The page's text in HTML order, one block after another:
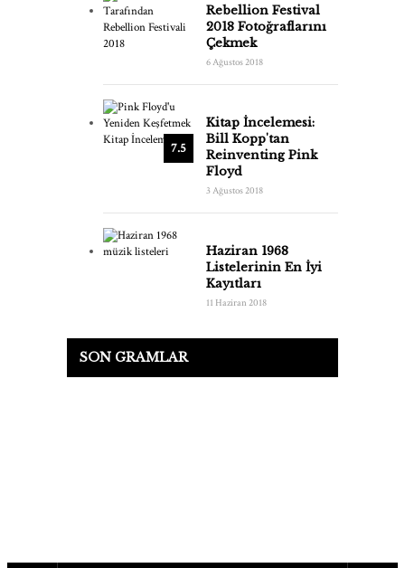
Rebellion Festival
2018 Fotoğraflarını
Çekmek
6 Ağustos 2018
7.5
Kitap İncelemesi:
Bill Kopp'tan
Reinventing Pink
Floyd
3 Ağustos 2018
Haziran 1968
Listelerinin En İyi
Kayıtları
11 Haziran 2018
SON GRAMLAR